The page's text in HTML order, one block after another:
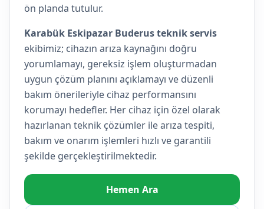
ön planda tutulur.
Karabük Eskipazar Buderus teknik servis
ekibimiz; cihazın arıza kaynağını doğru
yorumlamayı, gereksiz işlem oluşturmadan
uygun çözüm planını açıklamayı ve düzenli
bakım önerileriyle cihaz performansını
korumayı hedefler. Her cihaz için özel olarak
hazırlanan teknik çözümler ile arıza tespiti,
bakım ve onarım işlemleri hızlı ve garantili
şekilde gerçekleştirilmektedir.
Hemen Ara